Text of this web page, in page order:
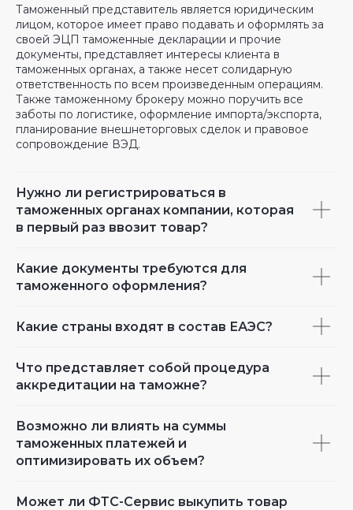
Таможенный представитель является юридическим
лицом, которое имеет право подавать и оформлять за
своей ЭЦП таможенные декларации и прочие
документы, представляет интересы клиента в
таможенных органах, а также несет солидарную
ответственность по всем произведенным операциям.
Также таможенному брокеру можно поручить все
заботы по логистике, оформление импорта/экспорта,
планирование внешнеторговых сделок и правовое
сопровождение ВЭД.
Нужно ли регистрироваться в
таможенных органах компании, которая
в первый раз ввозит товар?
Какие документы требуются для
таможенного оформления?
Какие страны входят в состав ЕАЭС?
Что представляет собой процедура
аккредитации на таможне?
Возможно ли влиять на суммы
таможенных платежей и
оптимизировать их объем?
Может ли ФТС-Сервис выкупить товар